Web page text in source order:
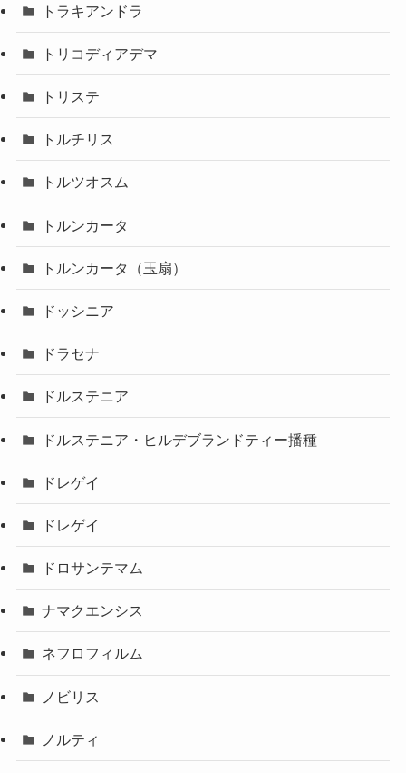
トラキアンドラ
トリコディアデマ
トリステ
トルチリス
トルツオスム
トルンカータ
トルンカータ（玉扇）
ドッシニア
ドラセナ
ドルステニア
ドルステニア・ヒルデブランドティー播種
ドレゲイ
ドレゲイ
ドロサンテマム
ナマクエンシス
ネフロフィルム
ノビリス
ノルティ